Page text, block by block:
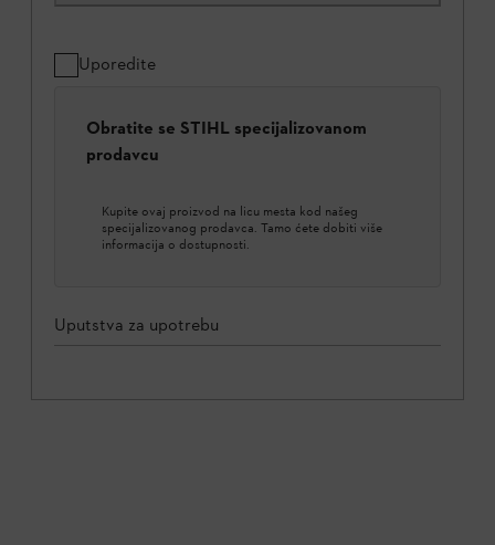
Uporedite
Obratite se STIHL specijalizovanom
prodavcu
Kupite ovaj proizvod na licu mesta kod našeg
specijalizovanog prodavca. Tamo ćete dobiti više
informacija o dostupnosti.
Uputstva za upotrebu